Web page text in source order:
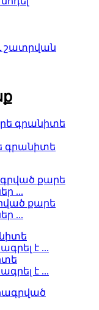
շատրվան
գրանիտե
քարե
...
է ...